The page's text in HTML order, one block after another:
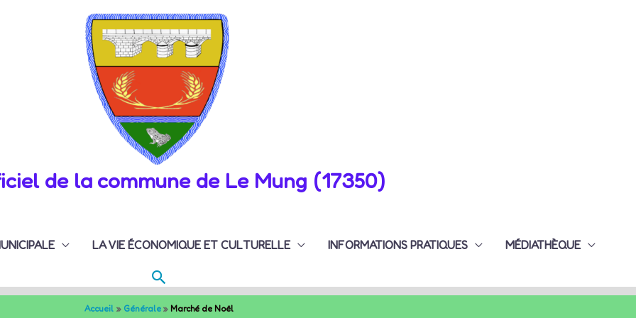
de la commune de Le Mung (17350)
LA VIE ÉCONOMIQUE ET CULTURELLE INFORMATIONS PRATIQUES MÉDIATHÈQUE
Rechercher
Accueil Générale Marché de Noël